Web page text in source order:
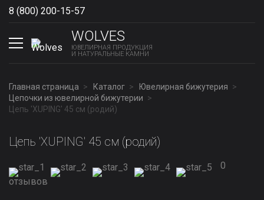
8 (800) 200-15-57
WOLVES
ЮВЕЛИРНАЯ ПРОДУКЦИЯ
И НАТУРАЛЬНЫЕ КАМНИ
Главная страница Каталог
Ювелирная бижутерия
Цепочки из ювелирной бижутерии
Цепь 'XUPING' 45 см (родий)
Цепь 'XUPING' 45 см (родий)
0
отзывов